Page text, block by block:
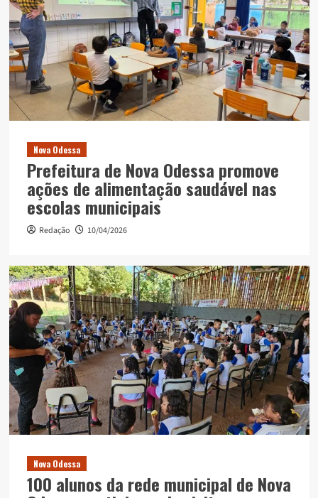
Nova Odessa
Prefeitura de Nova Odessa promove
ações de alimentação saudável nas
escolas municipais
Redação 10/04/2026
Nova Odessa
100 alunos da rede municipal de Nova